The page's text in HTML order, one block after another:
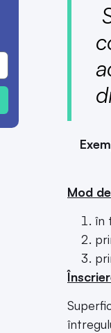
Mod
în